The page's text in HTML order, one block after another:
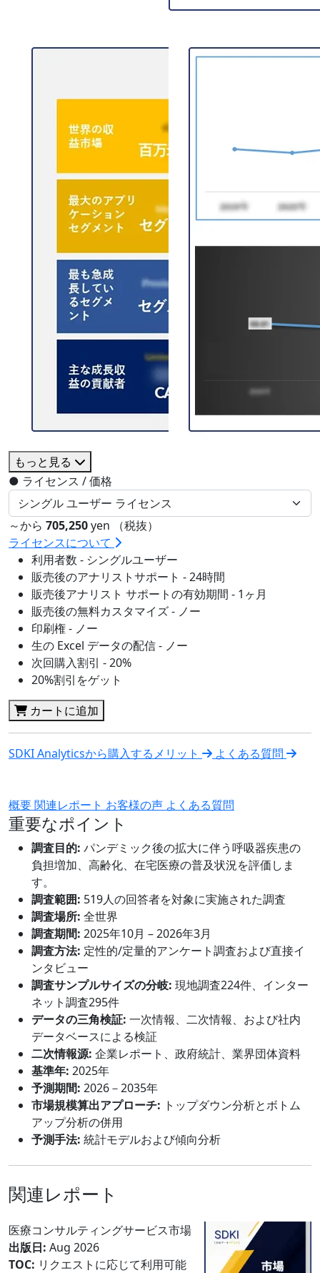
もっと見る
● ライセンス / 価格
～から 705,250yen （税抜）
ライセンスについて
利用者数 - シングルユーザー
販売後のアナリストサポート - 24時間
販売後アナリスト サポートの有効期間 - 1ヶ月
販売後の無料カスタマイズ - ノー
印刷権 - ノー
生の Excel データの配信 - ノー
次回購入割引 - 20%
20%割引をゲット
カートに追加
SDKI Analyticsから購入するメリット よくある質問
概要関連レポート お客様の声 よくある質問
重要なポイント
調査目的: パンデミック後の拡大に伴う呼吸器疾患の
負担増加、高齢化、在宅医療の普及状況を評価しま
す。
調査範囲: 519人の回答者を対象に実施された調査
調査場所: 全世界
調査期間: 2025年10月 – 2026年3月
調査方法: 定性的/定量的アンケート調査および直接イ
ンタビュー
調査サンプルサイズの分岐: 現地調査224件、インター
ネット調査295件
データの三角検証: 一次情報、二次情報、および社内
データベースによる検証
二次情報源: 企業レポート、政府統計、業界団体資料
基準年: 2025年
予測期間: 2026－2035年
市場規模算出アプローチ: トップダウン分析とボトム
アップ分析の併用
予測手法: 統計モデルおよび傾向分析
関連レポート
医療コンサルティングサービス市場
出版日: Aug 2026
TOC: リクエストに応じて利用可能